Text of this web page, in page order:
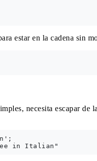
estar en la cadena sin
necesita escapar